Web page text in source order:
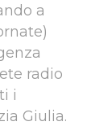
a
radio
i
Giulia.